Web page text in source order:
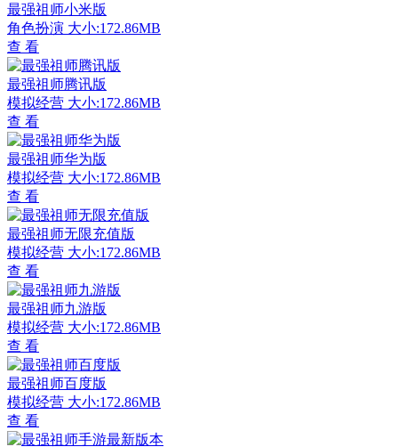
最强祖师小米版
角色扮演 大小:172.86MB
查 看
最强祖师腾讯版
模拟经营 大小:172.86MB
查 看
最强祖师华为版
模拟经营 大小:172.86MB
查 看
最强祖师无限充值版
模拟经营 大小:172.86MB
查 看
最强祖师九游版
模拟经营 大小:172.86MB
查 看
最强祖师百度版
模拟经营 大小:172.86MB
查 看